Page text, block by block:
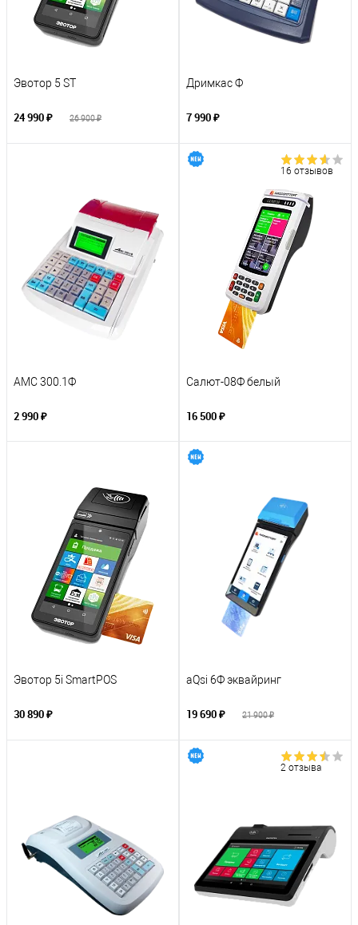
Эвотор 5 ST
24 990 ₽ 26 900 ₽
Дримкас Ф
7 990 ₽
АМС 300.1Ф
2 990 ₽
16 отзывов
Салют-08Ф белый
16 500 ₽
Эвотор 5i SmartPOS
30 890 ₽
aQsi 6Ф эквайринг
19 690 ₽ 21 900 ₽
2 отзыва